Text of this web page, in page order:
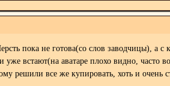
пока не готова(со слов заводчицы), а с
встают(на аватаре плохо видно, часто
решили все же купировать, хоть и очень